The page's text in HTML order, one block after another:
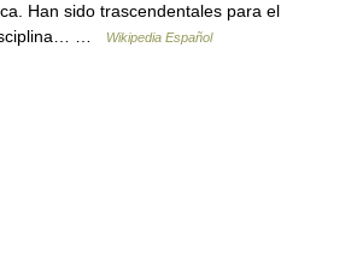
Han sido trascendentales para el
…
Wikipedia Español